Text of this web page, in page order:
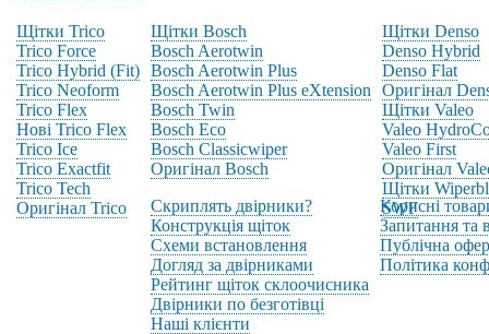
Щітки Trico
Trico Force
Trico Hybrid (Fit)
Trico Neoform
Trico Flex
Нові Trico Flex
Trico Ice
Trico Exactfit
Trico Tech
Оригінал Trico
Щітки Bosch
Bosch Aerotwin
Bosch Aerotwin Plus
Bosch Aerotwin Plus eXtension
Bosch Twin
Bosch Eco
Bosch Classicwiper
Оригінал Bosch
Щітки Denso
Denso Hybrid
Denso Flat
Оригінал
Щітки Valeo
Valeo
Valeo First
Оригінал
Щітки
SWF
Скриплять двірники?
Конструкція щіток
Схеми встановлення
Догляд за двірниками
Рейтинг щіток склоочисника
Двірники по безготівці
Наші клієнти
Корисні
Запитання та
Публічна
Політика